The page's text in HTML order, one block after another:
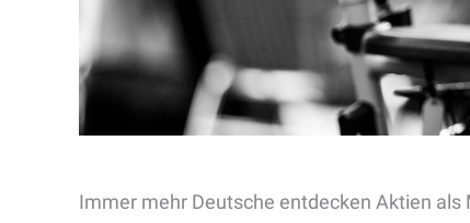
Immer mehr Deutsche entdecken Aktien